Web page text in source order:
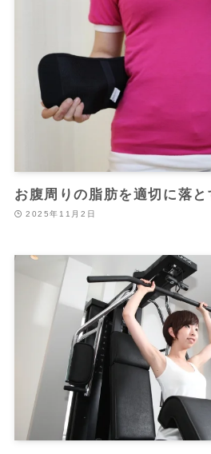
お腹周りの脂肪を適切に落と
2025年11月2日